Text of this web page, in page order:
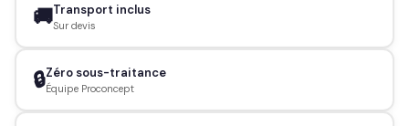
🚚Transport inclus
Sur devis
🔒Zéro sous-traitance
Équipe Proconcept